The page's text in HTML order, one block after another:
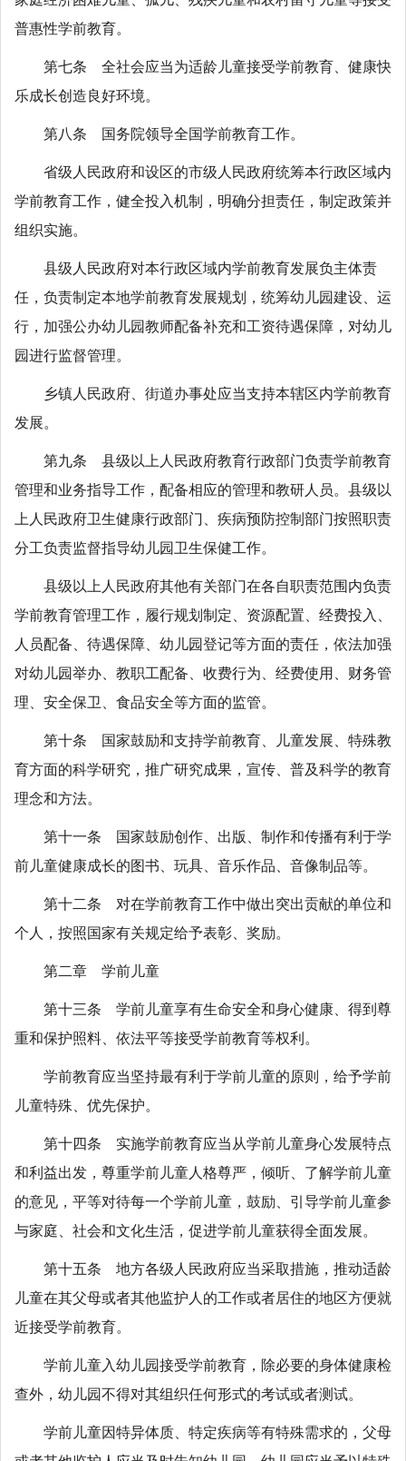
普惠性学前教育。
第七条 全社会应当为适龄儿童接受学前教育、健康快
乐成长创造良好环境。
第八条 国务院领导全国学前教育工作。
省级人民政府和设区的市级人民政府统筹本行政区域内
学前教育工作，健全投入机制，明确分担责任，制定政策并
组织实施。
县级人民政府对本行政区域内学前教育发展负主体责
任，负责制定本地学前教育发展规划，统筹幼儿园建设、运
行，加强公办幼儿园教师配备补充和工资待遇保障，对幼儿
园进行监督管理。
乡镇人民政府、街道办事处应当支持本辖区内学前教育
发展。
第九条 县级以上人民政府教育行政部门负责学前教育
管理和业务指导工作，配备相应的管理和教研人员。县级以
上人民政府卫生健康行政部门、疾病预防控制部门按照职责
分工负责监督指导幼儿园卫生保健工作。
县级以上人民政府其他有关部门在各自职责范围内负责
学前教育管理工作，履行规划制定、资源配置、经费投入、
人员配备、待遇保障、幼儿园登记等方面的责任，依法加强
对幼儿园举办、教职工配备、收费行为、经费使用、财务管
理、安全保卫、食品安全等方面的监管。
第十条 国家鼓励和支持学前教育、儿童发展、特殊教
育方面的科学研究，推广研究成果，宣传、普及科学的教育
理念和方法。
第十一条 国家鼓励创作、出版、制作和传播有利于学
前儿童健康成长的图书、玩具、音乐作品、音像制品等。
第十二条 对在学前教育工作中做出突出贡献的单位和
个人，按照国家有关规定给予表彰、奖励。
第二章 学前儿童
第十三条 学前儿童享有生命安全和身心健康、得到尊
重和保护照料、依法平等接受学前教育等权利。
学前教育应当坚持最有利于学前儿童的原则，给予学前
儿童特殊、优先保护。
第十四条 实施学前教育应当从学前儿童身心发展特点
和利益出发，尊重学前儿童人格尊严，倾听、了解学前儿童
的意见，平等对待每一个学前儿童，鼓励、引导学前儿童参
与家庭、社会和文化生活，促进学前儿童获得全面发展。
第十五条 地方各级人民政府应当采取措施，推动适龄
儿童在其父母或者其他监护人的工作或者居住的地区方便就
近接受学前教育。
学前儿童入幼儿园接受学前教育，除必要的身体健康检
查外，幼儿园不得对其组织任何形式的考试或者测试。
学前儿童因特异体质、特定疾病等有特殊需求的，父母